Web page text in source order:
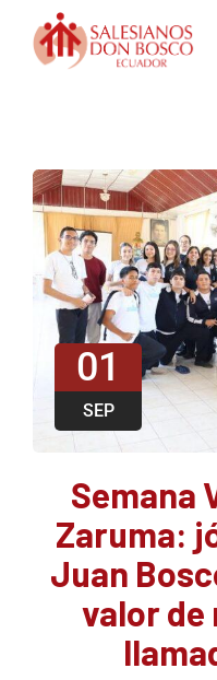
01
SEP
Semana
Zaruma:
Juan
valor de